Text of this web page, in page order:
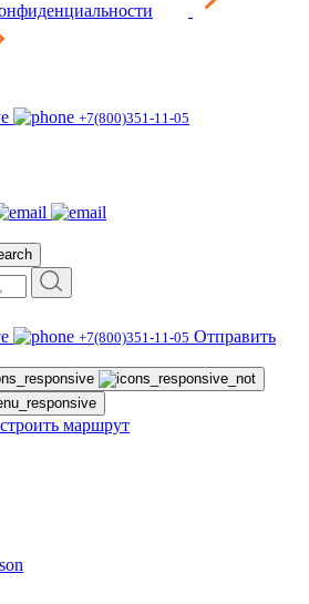
+7(800)351-11-05
+7(800)351-11-05 Отправить
маршрут